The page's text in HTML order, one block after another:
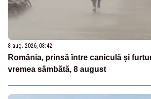
8 aug. 2026, 08:42
România, prinsă între caniculă și
vremea sâmbătă, 8 august